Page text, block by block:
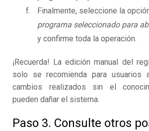
Finalmente, seleccione la
programa seleccionado para
y confirme toda la operación.
¡Recuerda! La edición manual del
solo se recomienda para usuarios
cambios realizados sin el
pueden dañar el sistema.
Paso 3. Consulte otros